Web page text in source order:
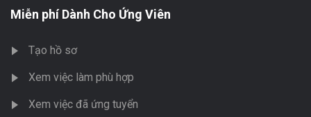
Miễn phí Dành Cho Ứng Viên
Tạo hồ sơ
Xem việc làm phù hợp
Xem việc đã ứng tuyển